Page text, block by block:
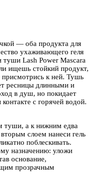
— оба продукта для
ухаживающего геля
Lash Power Mascara
ищешь стойкий продукт,
присмотрись к ней. Тушь
ресницы длинными и
в душ, но покидает
с горячей водой.
туши, а к нижним едва
слоем нанеси гель
поблескивать.
назначению: уложи
основание,
прозрачным